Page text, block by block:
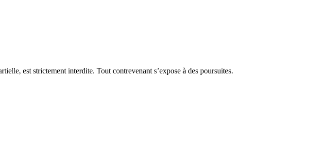
est strictement interdite. Tout contrevenant s’expose à des poursuites.